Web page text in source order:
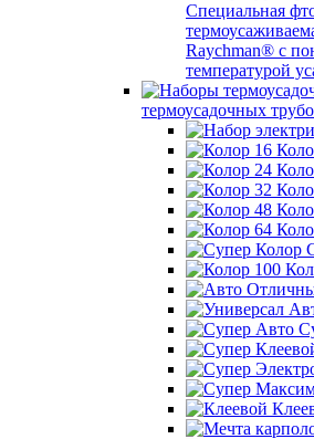
Специальная
Raychman® с
температурой
термоусадочных